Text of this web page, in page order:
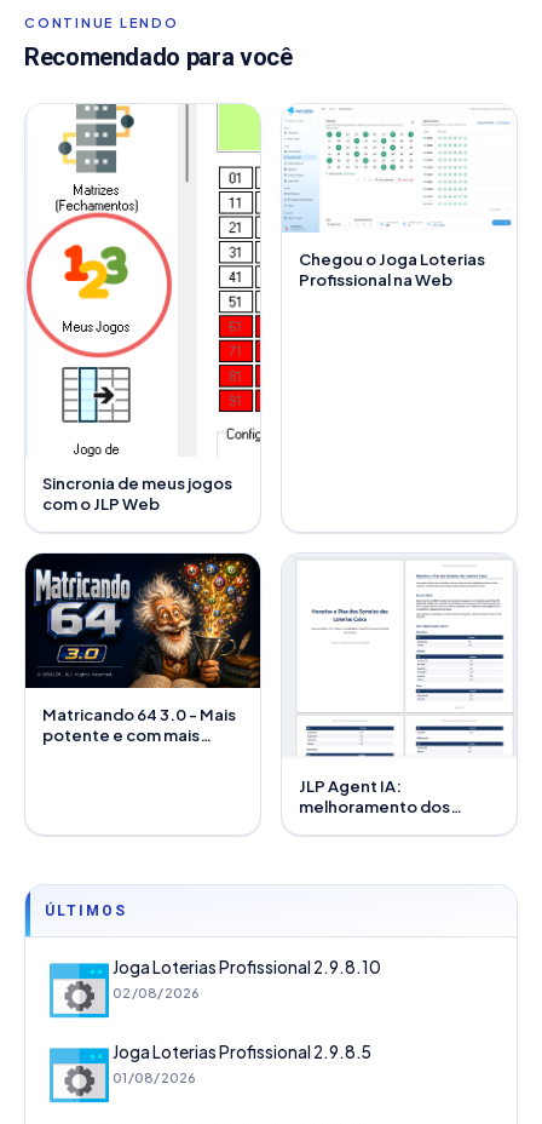
CONTINUE LENDO
Recomendado para você
Sincronia de meus jogos
com o JLP Web
Chegou o Joga Loterias
Profissional na Web
Matricando 64 3.0 - Mais
potente e com mais
JLP Agent IA:
melhoramento dos
ÚLTIMOS
Joga Loterias Profissional 2.9.8.10
02/08/2026
Joga Loterias Profissional 2.9.8.5
01/08/2026